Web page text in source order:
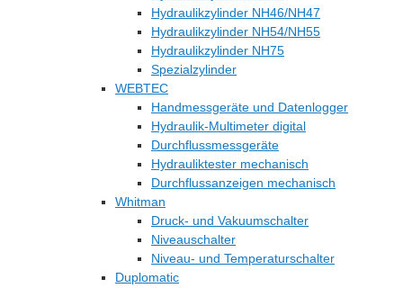
Hydraulikzylinder NH46/NH47
Hydraulikzylinder NH54/NH55
Hydraulikzylinder NH75
Spezialzylinder
WEBTEC
Handmessgeräte und Datenlogger
Hydraulik-Multimeter digital
Durchflussmessgeräte
Hydrauliktester mechanisch
Durchflussanzeigen mechanisch
Whitman
Druck- und Vakuumschalter
Niveauschalter
Niveau- und Temperaturschalter
Duplomatic